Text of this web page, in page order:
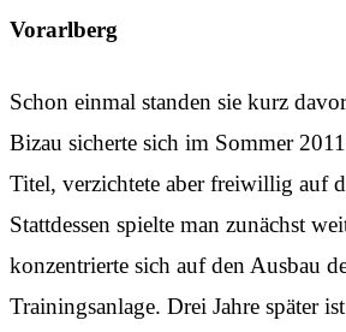
Vorarlberg
Schon einmal standen sie kurz
Bizau sicherte sich im Sommer
Titel, verzichtete aber freiwillig auf
Stattdessen spielte man zunächst
konzentrierte sich auf den Ausbau
Trainingsanlage. Drei Jahre später